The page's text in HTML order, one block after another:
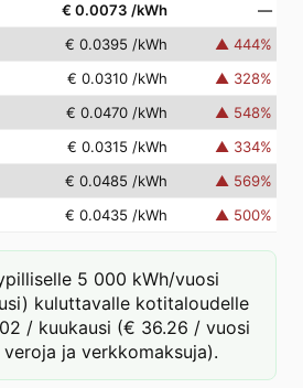
€ 0.0073 /kWh
—
€ 0.0395 /kWh ▲ 444%
€ 0.0310 /kWh ▲ 328%
€ 0.0470 /kWh ▲ 548%
€ 0.0315 /kWh ▲ 334%
€ 0.0485 /kWh ▲ 569%
€ 0.0435 /kWh ▲ 500%
5 000 kWh/vuosi
kuluttavalle kotitaloudelle
/ kuukausi (€ 36.26 / vuosi
ja verkkomaksuja).